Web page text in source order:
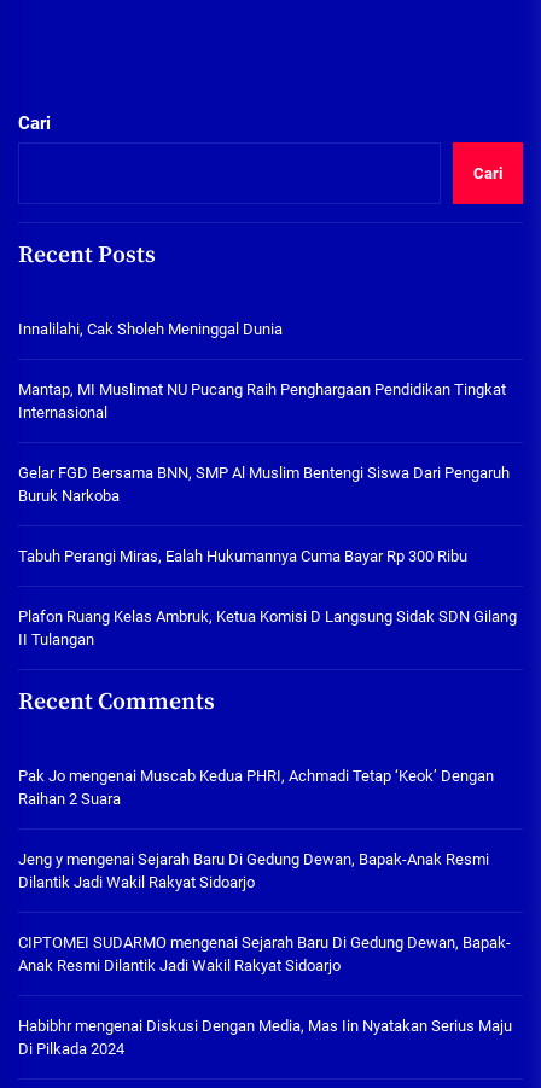
Cari
Cari
Recent Posts
Innalilahi, Cak Sholeh Meninggal Dunia
Mantap, MI Muslimat NU Pucang Raih Penghargaan Pendidikan Tingkat
Internasional
Gelar FGD Bersama BNN, SMP Al Muslim Bentengi Siswa Dari Pengaruh
Buruk Narkoba
Tabuh Perangi Miras, Ealah Hukumannya Cuma Bayar Rp 300 Ribu
Plafon Ruang Kelas Ambruk, Ketua Komisi D Langsung Sidak SDN Gilang
II Tulangan
Recent Comments
Pak Jo mengenai Muscab Kedua PHRI, Achmadi Tetap ‘Keok’ Dengan
Raihan 2 Suara
Jeng y mengenai Sejarah Baru Di Gedung Dewan, Bapak-Anak Resmi
Dilantik Jadi Wakil Rakyat Sidoarjo
CIPTOMEI SUDARMO mengenai Sejarah Baru Di Gedung Dewan, Bapak-
Anak Resmi Dilantik Jadi Wakil Rakyat Sidoarjo
Habibhrmengenai Diskusi Dengan Media, Mas Iin Nyatakan Serius Maju
Di Pilkada 2024